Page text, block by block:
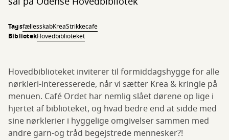
TagsfællesskabKreaStrikkecafe
BibliotekHovedbiblioteket
Hovedbiblioteket inviterer til formiddagshygge for alle
nørkleri-interesserede, når vi sætter Krea & kringle på
menuen. Café Ordet har nemlig slået dørene op lige i
hjertet af biblioteket, og hvad bedre end at sidde med
sine nørklerier i hyggelige omgivelser sammen med
andre garn-og tråd begejstrede mennesker?!